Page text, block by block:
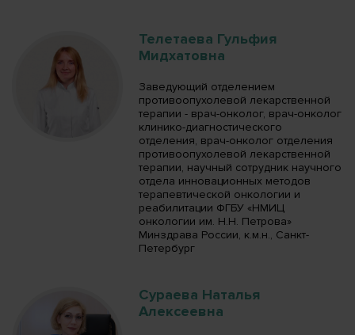
Телетаева Гульфия
Мидхатовна
Заведующий отделением
противоопухолевой лекарственной
терапии - врач-онколог, врач-онколог
клинико-диагностического
отделения, врач-онколог отделения
противоопухолевой лекарственной
терапии, научный сотрудник научного
отдела инновационных методов
терапевтической онкологии и
реабилитации ФГБУ «НМИЦ
онкологии им. Н.Н. Петрова»
Минздрава России, к.м.н., Санкт-
Петербург
Сураева Наталья
Алексеевна